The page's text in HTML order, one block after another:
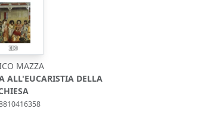
MAZZA
ALL'EUCARISTIA DELLA